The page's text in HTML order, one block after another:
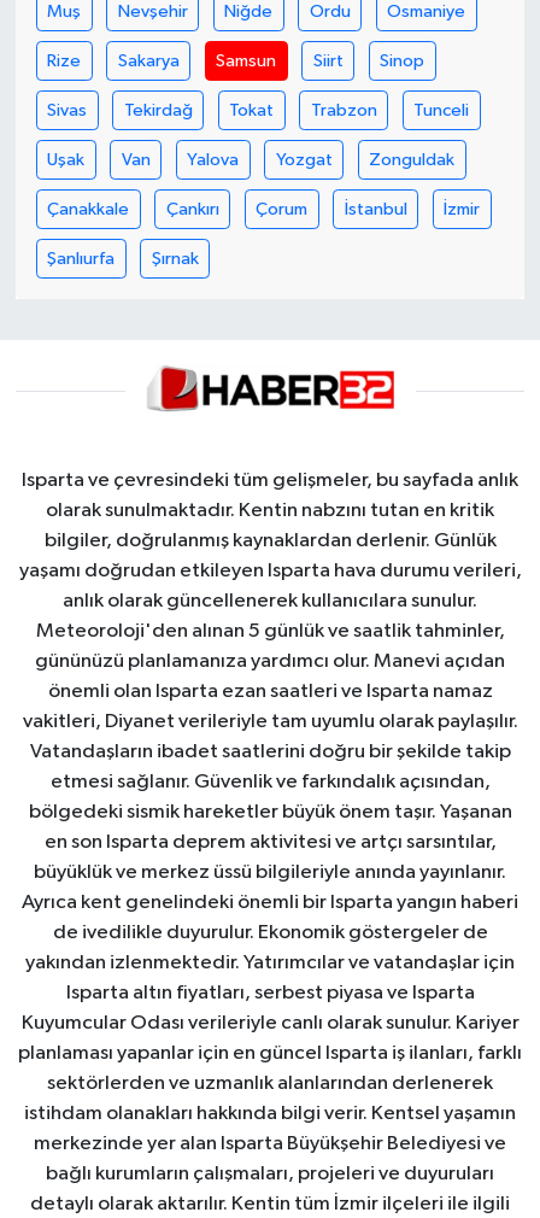
Muş Nevşehir Niğde Ordu Osmaniye
Rize Sakarya Samsun Siirt Sinop
Sivas Tekirdağ Tokat Trabzon Tunceli
Uşak Van Yalova Yozgat Zonguldak
Çanakkale Çankırı Çorum İstanbul İzmir
Şanlıurfa Şırnak
Isparta ve çevresindeki tüm gelişmeler, bu sayfada anlık
olarak sunulmaktadır. Kentin nabzını tutan en kritik
bilgiler, doğrulanmış kaynaklardan derlenir. Günlük
yaşamı doğrudan etkileyen Isparta hava durumu verileri,
anlık olarak güncellenerek kullanıcılara sunulur.
Meteoroloji'den alınan 5 günlük ve saatlik tahminler,
gününüzü planlamanıza yardımcı olur. Manevi açıdan
önemli olan Isparta ezan saatleri ve Isparta namaz
vakitleri, Diyanet verileriyle tam uyumlu olarak paylaşılır.
Vatandaşların ibadet saatlerini doğru bir şekilde takip
etmesi sağlanır. Güvenlik ve farkındalık açısından,
bölgedeki sismik hareketler büyük önem taşır. Yaşanan
en son Isparta deprem aktivitesi ve artçı sarsıntılar,
büyüklük ve merkez üssü bilgileriyle anında yayınlanır.
Ayrıca kent genelindeki önemli bir Isparta yangın haberi
de ivedilikle duyurulur. Ekonomik göstergeler de
yakından izlenmektedir. Yatırımcılar ve vatandaşlar için
Isparta altın fiyatları, serbest piyasa ve Isparta
Kuyumcular Odası verileriyle canlı olarak sunulur. Kariyer
planlaması yapanlar için en güncel Isparta iş ilanları, farklı
sektörlerden ve uzmanlık alanlarından derlenerek
istihdam olanakları hakkında bilgi verir. Kentsel yaşamın
merkezinde yer alan Isparta Büyükşehir Belediyesi ve
bağlı kurumların çalışmaları, projeleri ve duyuruları
detaylı olarak aktarılır. Kentin tüm İzmir ilçeleri ile ilgili